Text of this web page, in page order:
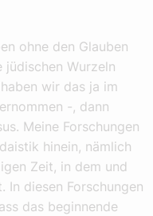
ohne den Glauben
jüdischen Wurzeln
wir das ja im
-, dann
Meine Forschungen
hinein, nämlich
Zeit, in dem und
In diesen Forschungen
das beginnende